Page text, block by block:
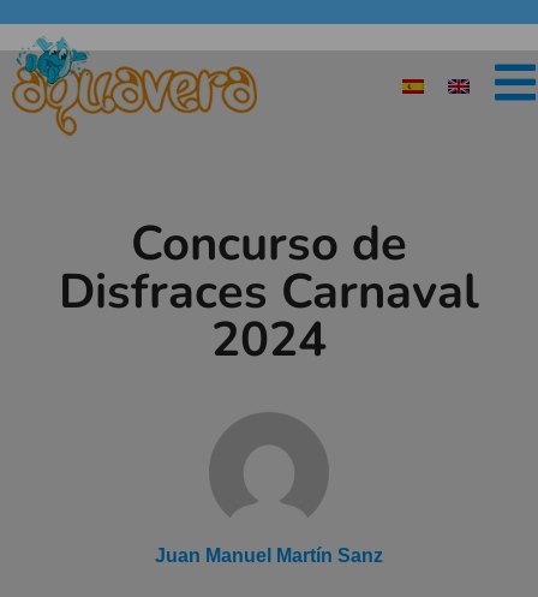
Concurso de
Disfraces Carnaval
2024
Juan Manuel Martín Sanz